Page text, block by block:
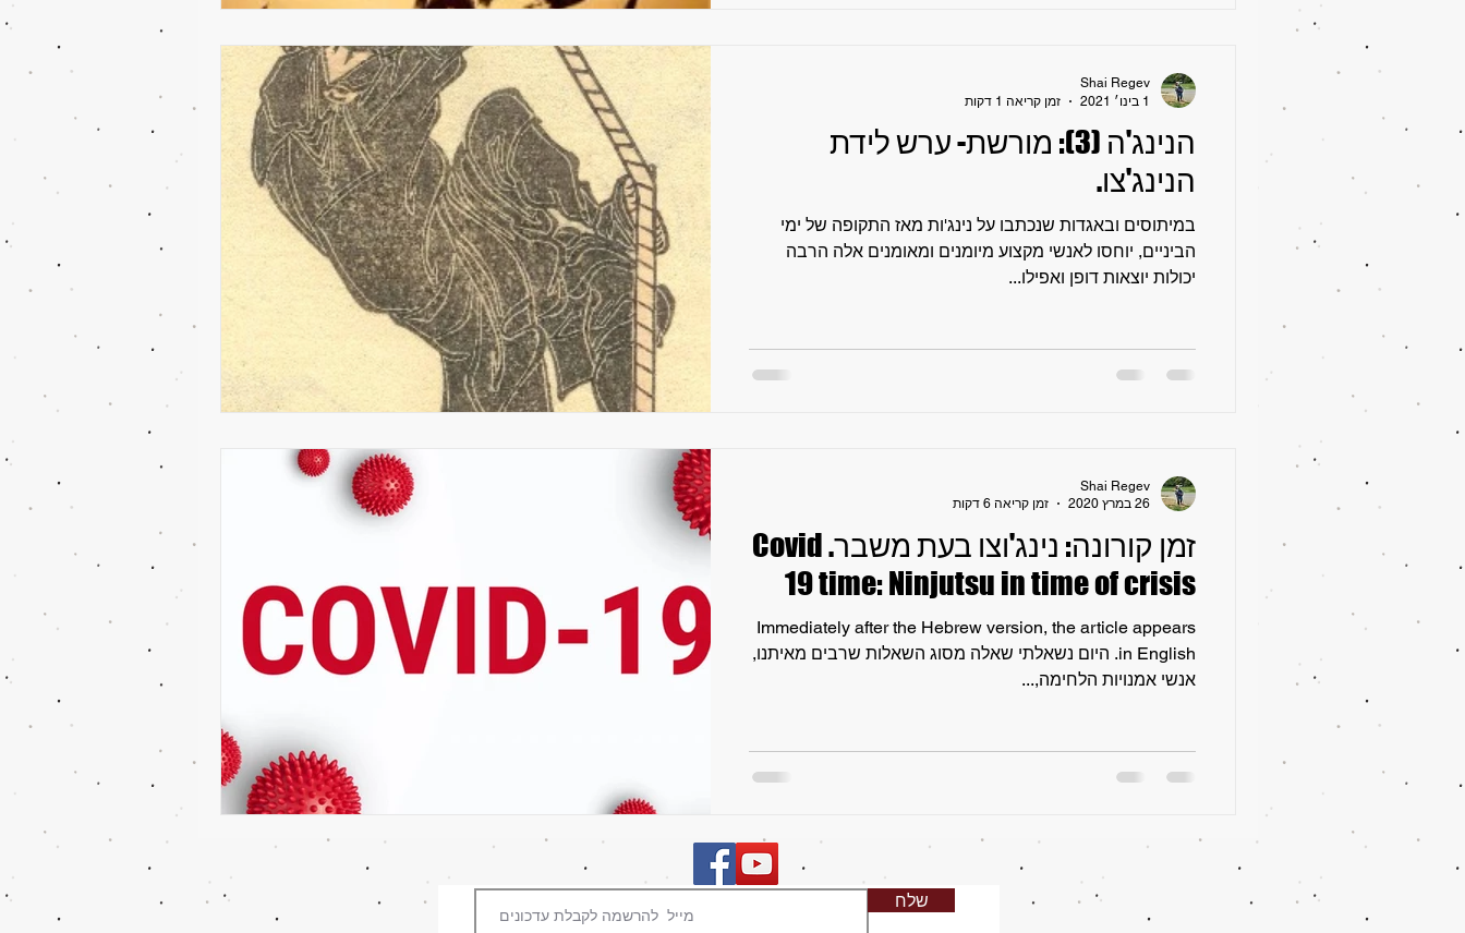
הנינג'ה (3): מורשת- ערש לידת
הנינג'צו.
במיתוסים ובאגדות שנכתבו על נינג'ות מאז התקופה של ימי
הביניים, יוחסו לאנשי מקצוע מיומנים ומאומנים אלה הרבה
יכולות יוצאות דופן ואפילו...
Shai Regev
1 בינו׳ 2021
זמן קריאה 1 דקות
זמן קורונה: נינג'וצו בעת משבר. Covid
19 time: Ninjutsu in time of crisis
Immediately after the Hebrew version, the article appears
in English. היום נשאלתי שאלה מסוג השאלות שרבים מאיתנו,
אנשי אמנויות הלחימה,...
Shai Regev
26 במרץ 2020
זמן קריאה 6 דקות
שלח